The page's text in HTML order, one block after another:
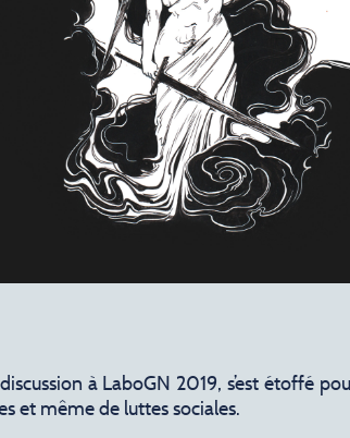
à LaboGN 2019, s’est étoffé
et même de luttes sociales.